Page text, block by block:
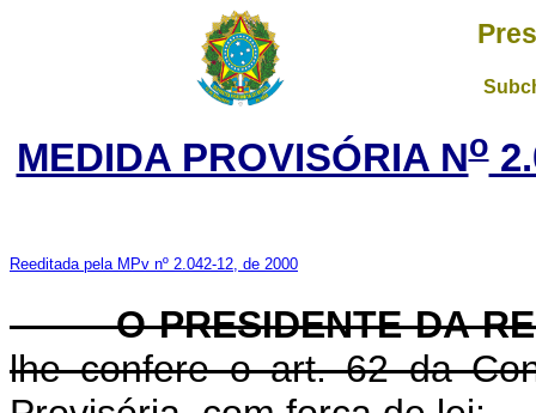
MEDIDA PROVISÓRIA No
Reeditada pela MPv nº 2.042-12, de 2000
O PRESIDENTE DA
lhe confere o art. 62 da